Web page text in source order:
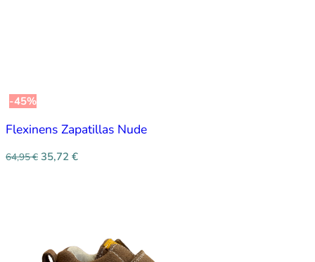
-45%
Flexinens Zapatillas Nude
64,95€ 35,72 €